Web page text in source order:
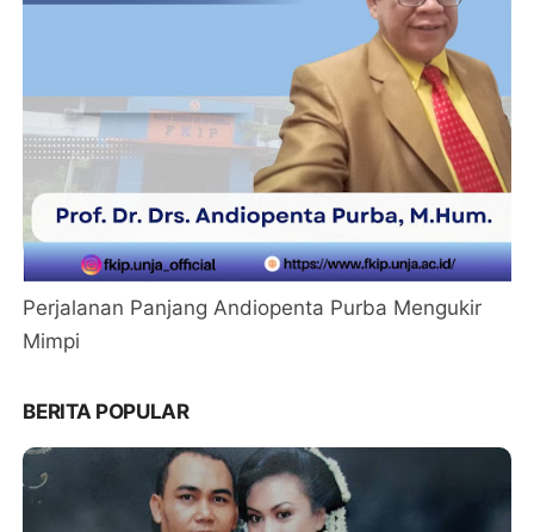
Perjalanan Panjang Andiopenta Purba Mengukir
Mimpi
BERITA POPULAR